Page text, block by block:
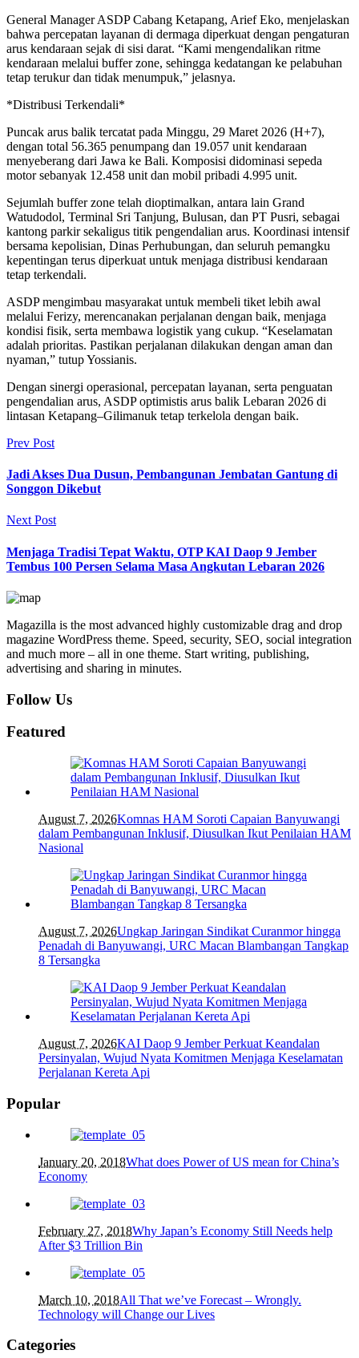
General Manager ASDP Cabang Ketapang, Arief Eko, menjelaskan
bahwa percepatan layanan di dermaga diperkuat dengan pengaturan
arus kendaraan sejak di sisi darat. “Kami mengendalikan ritme
kendaraan melalui buffer zone, sehingga kedatangan ke pelabuhan
tetap terukur dan tidak menumpuk,” jelasnya.
*Distribusi Terkendali*
Puncak arus balik tercatat pada Minggu, 29 Maret 2026 (H+7),
dengan total 56.365 penumpang dan 19.057 unit kendaraan
menyeberang dari Jawa ke Bali. Komposisi didominasi sepeda
motor sebanyak 12.458 unit dan mobil pribadi 4.995 unit.
Sejumlah buffer zone telah dioptimalkan, antara lain Grand
Watudodol, Terminal Sri Tanjung, Bulusan, dan PT Pusri, sebagai
kantong parkir sekaligus titik pengendalian arus. Koordinasi intensif
bersama kepolisian, Dinas Perhubungan, dan seluruh pemangku
kepentingan terus diperkuat untuk menjaga distribusi kendaraan
tetap terkendali.
ASDP mengimbau masyarakat untuk membeli tiket lebih awal
melalui Ferizy, merencanakan perjalanan dengan baik, menjaga
kondisi fisik, serta membawa logistik yang cukup. “Keselamatan
adalah prioritas. Pastikan perjalanan dilakukan dengan aman dan
nyaman,” tutup Yossianis.
Dengan sinergi operasional, percepatan layanan, serta penguatan
pengendalian arus, ASDP optimistis arus balik Lebaran 2026 di
lintasan Ketapang–Gilimanuk tetap terkelola dengan baik.
Prev Post
Jadi Akses Dua Dusun, Pembangunan Jembatan Gantung di
Songgon Dikebut
Next Post
Menjaga Tradisi Tepat Waktu, OTP KAI Daop 9 Jember
Tembus 100 Persen Selama Masa Angkutan Lebaran 2026
Magazilla is the most advanced highly customizable drag and drop
magazine WordPress theme. Speed, security, SEO, social integration
and much more – all in one theme. Start writing, publishing,
advertising and sharing in minutes.
Follow Us
Featured
August 7, 2026Komnas HAM Soroti Capaian Banyuwangi
dalam Pembangunan Inklusif, Diusulkan Ikut Penilaian HAM
Nasional
August 7, 2026Ungkap Jaringan Sindikat Curanmor hingga
Penadah di Banyuwangi, URC Macan Blambangan Tangkap
8 Tersangka
August 7, 2026KAI Daop 9 Jember Perkuat Keandalan
Persinyalan, Wujud Nyata Komitmen Menjaga Keselamatan
Perjalanan Kereta Api
Popular
January 20, 2018What does Power of US mean for China’s
Economy
February 27, 2018Why Japan’s Economy Still Needs help
After $3 Trillion Bin
March 10, 2018All That we’ve Forecast – Wrongly.
Technology will Change our Lives
Categories